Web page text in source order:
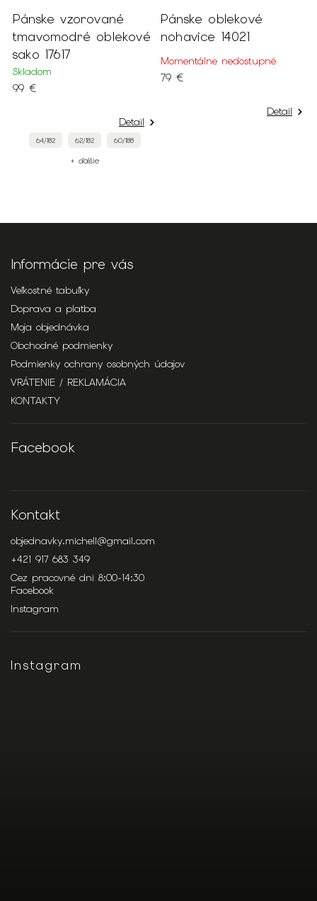
Pánske vzorované
tmavomodré oblekové
sako 17617
Skladom
99 €
Detail
64/182 62/182 60/188
+ ďalšie
Pánske oblekové
nohavice 14021
Momentálne nedostupné
79 €
Detail
Informácie pre vás
Veľkostné tabuľky
Doprava a platba
Moja objednávka
Obchodné podmienky
Podmienky ochrany osobných údajov
VRÁTENIE / REKLAMÁCIA
KONTAKTY
Facebook
Kontakt
objednavky.michell@gmail.com
+421 917 683 349
Cez pracovné dni 8:00-14:30
Facebook
Instagram
Instagram